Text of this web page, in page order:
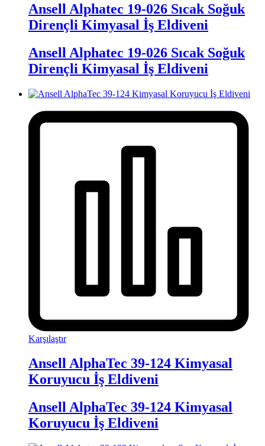
Ansell Alphatec 19-026 Sıcak Soğuk
Dirençli Kimyasal İş Eldiveni
Ansell Alphatec 19-026 Sıcak Soğuk
Dirençli Kimyasal İş Eldiveni
Karşılaştır
Ansell AlphaTec 39-124 Kimyasal
Koruyucu İş Eldiveni
Ansell AlphaTec 39-124 Kimyasal
Koruyucu İş Eldiveni